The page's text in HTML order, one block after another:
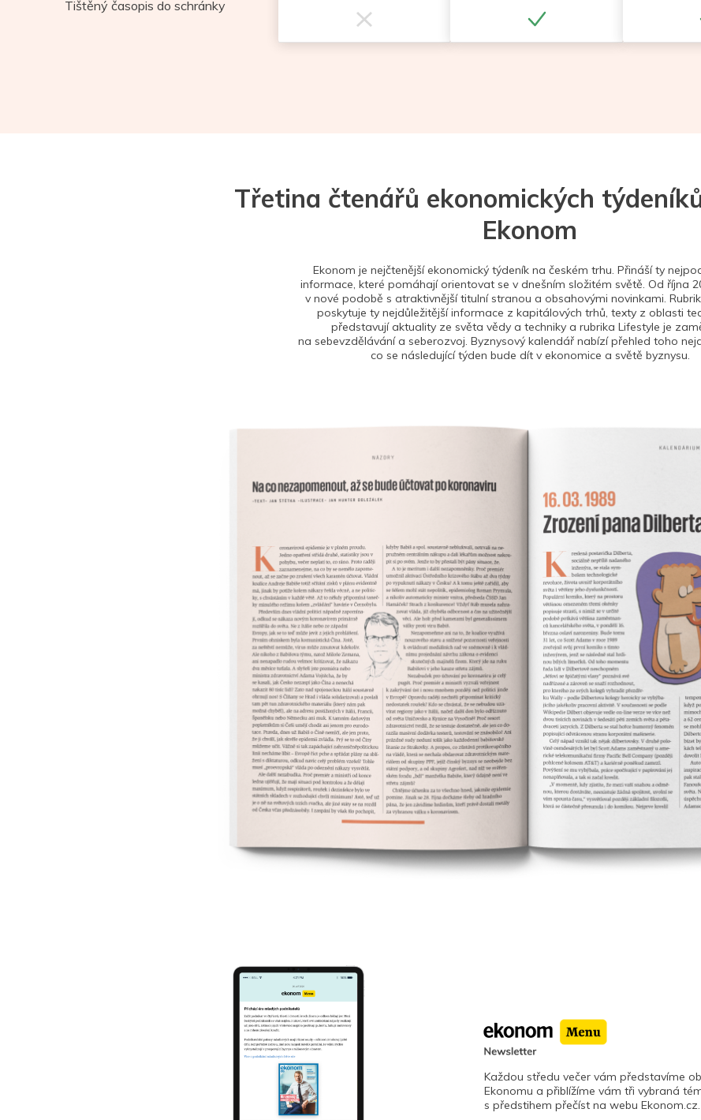
Tištěný časopis do schránky
Třetina čtenářů ekonomických
Ekonom
Ekonom je nejčtenější ekonomický týdeník na českém trhu. Přináší ty
informace, které pomáhají orientovat se v dnešním složitém světě. Od října
v nové podobě s atraktivnější titulní stranou a obsahovými novinkami.
poskytuje ty nejdůležitější informace z kapitálových trhů, texty z oblasti
představují aktuality ze světa vědy a techniky a rubrika Lifestyle je
na sebevzdělávání a seberozvoj. Byznysový kalendář nabízí přehled toho
co se následující týden bude dít v ekonomice a světě byznysu.
Každou středu večer vám představíme
Ekonomu a přiblížíme vám tři vybraná
s předstihem přečíst na webu Ekonom.cz.